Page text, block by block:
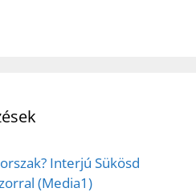
Interjú Sükösd
(Media1)